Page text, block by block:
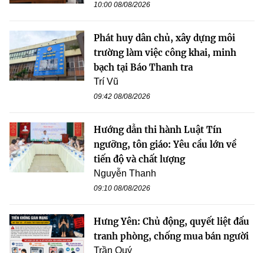
10:00 08/08/2026
Phát huy dân chủ, xây dựng môi
trường làm việc công khai, minh
bạch tại Báo Thanh tra
Trí Vũ
09:42 08/08/2026
Hướng dẫn thi hành Luật Tín
ngưỡng, tôn giáo: Yêu cầu lớn về
tiến độ và chất lượng
Nguyễn Thanh
09:10 08/08/2026
Hưng Yên: Chủ động, quyết liệt đấu
tranh phòng, chống mua bán người
Trần Quý